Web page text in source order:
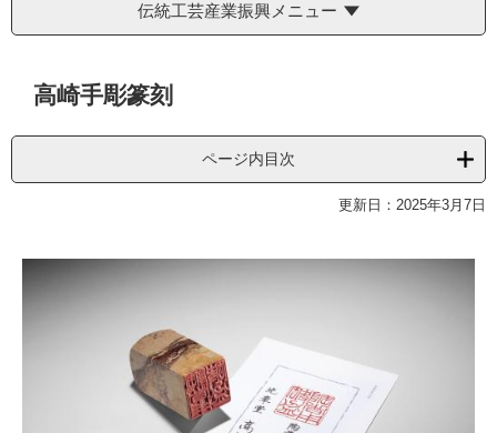
伝統工芸産業振興メニュー
高崎手彫篆刻
ページ内目次
更新日：2025年3月7日